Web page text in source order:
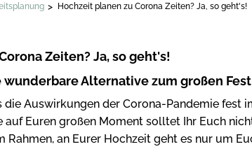
> Hochzeit planen zu Corona Zeiten? Ja, so geht's!
Zeiten? Ja, so geht's!
Alternative zum großen Fest
die Auswirkungen der Corona-Pandemie fest
auf Euren großen Moment solltet Ihr Euch
Rahmen, an Eurer Hochzeit geht es nur um